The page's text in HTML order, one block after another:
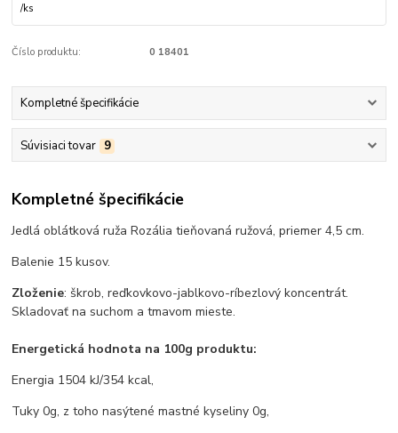
/ks
Číslo produktu: 0 18401
Kompletné špecifikácie
Súvisiaci tovar 9
Kompletné špecifikácie
Jedlá oblátková ruža Rozália tieňovaná ružová, priemer 4,5 cm.
Balenie 15 kusov.
Zloženie: škrob, reďkovkovo-jablkovo-ríbezlový koncentrát.
Skladovať na suchom a tmavom mieste.
Energetická hodnota na 100g produktu:
Energia 1504 kJ/354 kcal,
Tuky 0g, z toho nasýtené mastné kyseliny 0g,